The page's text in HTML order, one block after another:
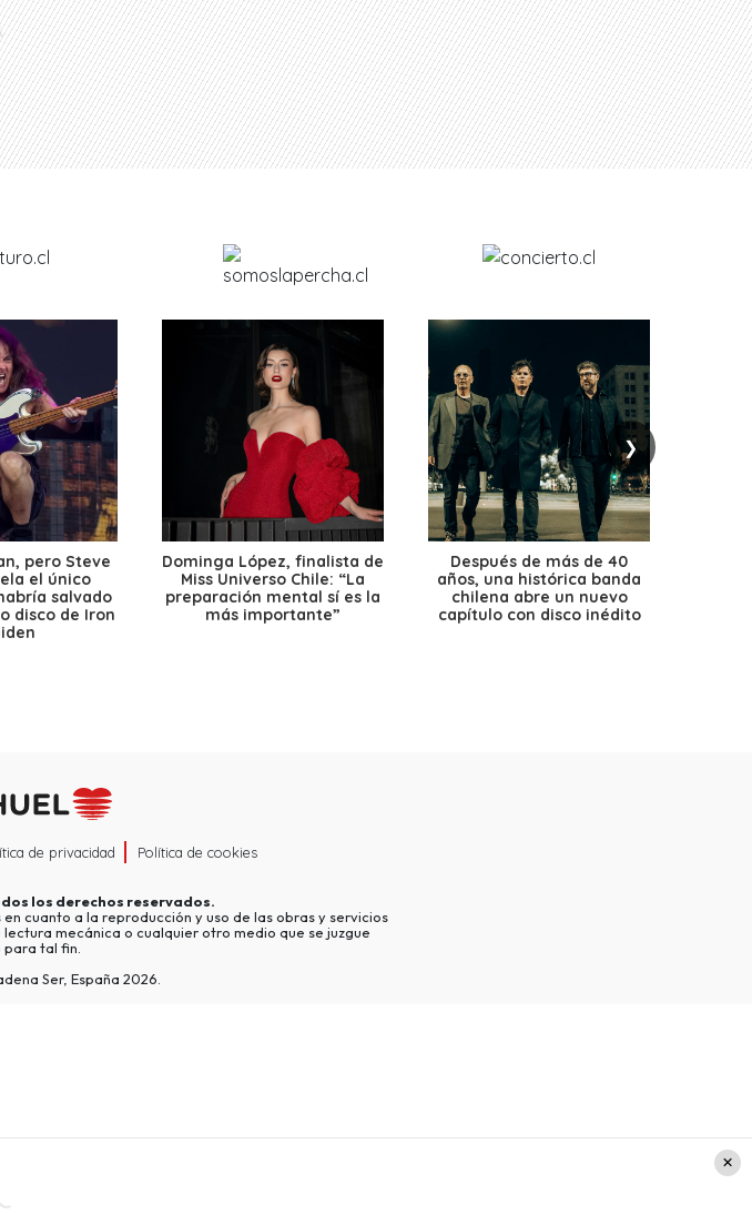
❯
pero Steve
el único
salvado
disco de Iron
Dominga López, finalista de
Miss Universo Chile: “La
preparación mental sí es la
más importante”
Después de más de 40
años, una histórica banda
chilena abre un nuevo
capítulo con disco inédito
de privacidad Política de cookies
los derechos reservados.
en cuanto a la reproducción y uso de las obras y servicios
mecánica o cualquier otro medio que se juzgue
tal fin.
Ser, España 2026.